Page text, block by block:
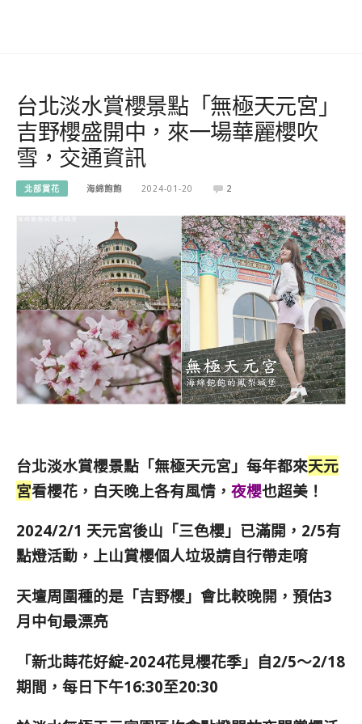
台北淡水賞櫻景點「無極天元宮」
吉野櫻盛開中，來一場華麗櫻吹
雪，交通資訊
北部賞花 海綿飽飽 2024-01-20 2
台北淡水賞櫻景點「無極天元宮」 每年都來天元
宮看櫻花，白天晚上各有風情， 夜櫻也超美！
2024/2/1 天元宮後山「三色櫻」已滿開， 2/5有
點燈活動，上山賞櫻個人垃圾請自行帶走唷
天壇周圍種的是「吉野櫻」會比較晚開，預估3
月中旬最漂亮
「新北蒔花好綻-2024花見櫻花季」自2/5～2/18
期間，每日下午16:30至20:30